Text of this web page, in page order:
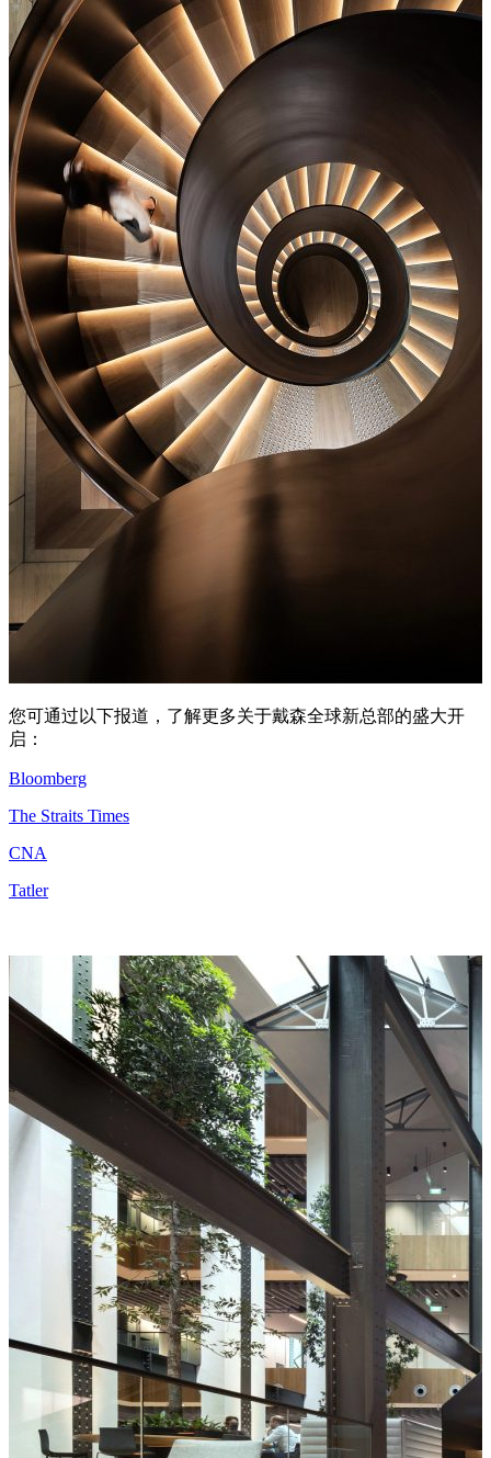
您可通过以下报道，了解更多关于戴森全球新总部的盛大开
启：
Bloomberg
The Straits Times
CNA
Tatler